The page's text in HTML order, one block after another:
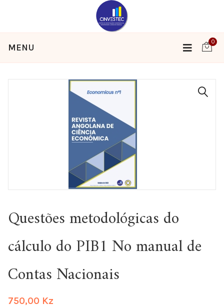
MENU
0
Questões metodológicas do
cálculo do PIB1 No manual de
Contas Nacionais
750,00 Kz